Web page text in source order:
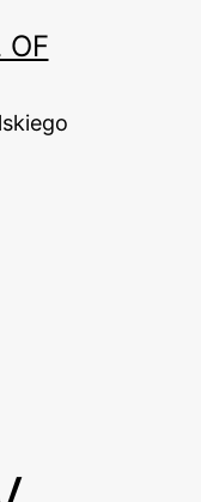
OF